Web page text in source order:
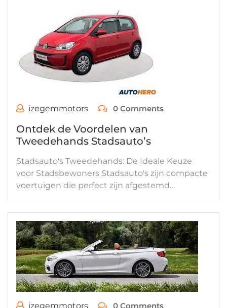
izegemmotors 0 Comments
Ontdek de Voordelen van
Tweedehands Stadsauto’s
Stadsauto's Tweedehands: De Ideale Keuze
voor Stadsbewoners Stadsauto's zijn compacte
voertuigen die perfect zijn afgestemd…
izegemmotors 0 Comments